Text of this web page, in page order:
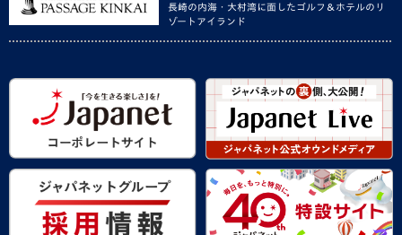
長崎の内海・大村湾に面したゴルフ＆ホテルのリ
ゾートアイランド